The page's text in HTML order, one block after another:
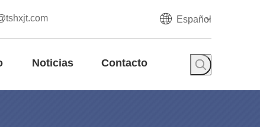
Español
Noticias Contacto